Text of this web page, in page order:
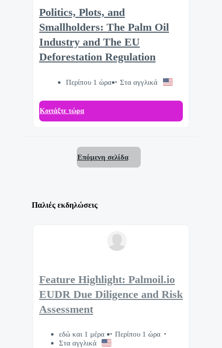
Politics, Plots, and
Smallholders: The Palm Oil
Industry and The EU
Deforestation Regulation
Περίπου 1 ώρα Στα αγγλικά
Κοιτάξτε τώρα
Επόμενη σελίδα
Παλιές εκδηλώσεις
Feature Highlight: Palmoil.io
EUDR Due Diligence and Risk
Assessment
εδώ και 1 μέρα
Περίπου 1 ώρα
Στα αγγλικά